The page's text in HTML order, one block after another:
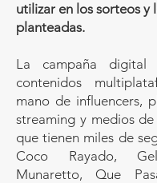
utilizar en los sorteos y
planteadas.
La campaña digital
contenidos
mano de influencers,
streaming y medios
que tienen miles de
Coco Rayado,
Munaretto, Que